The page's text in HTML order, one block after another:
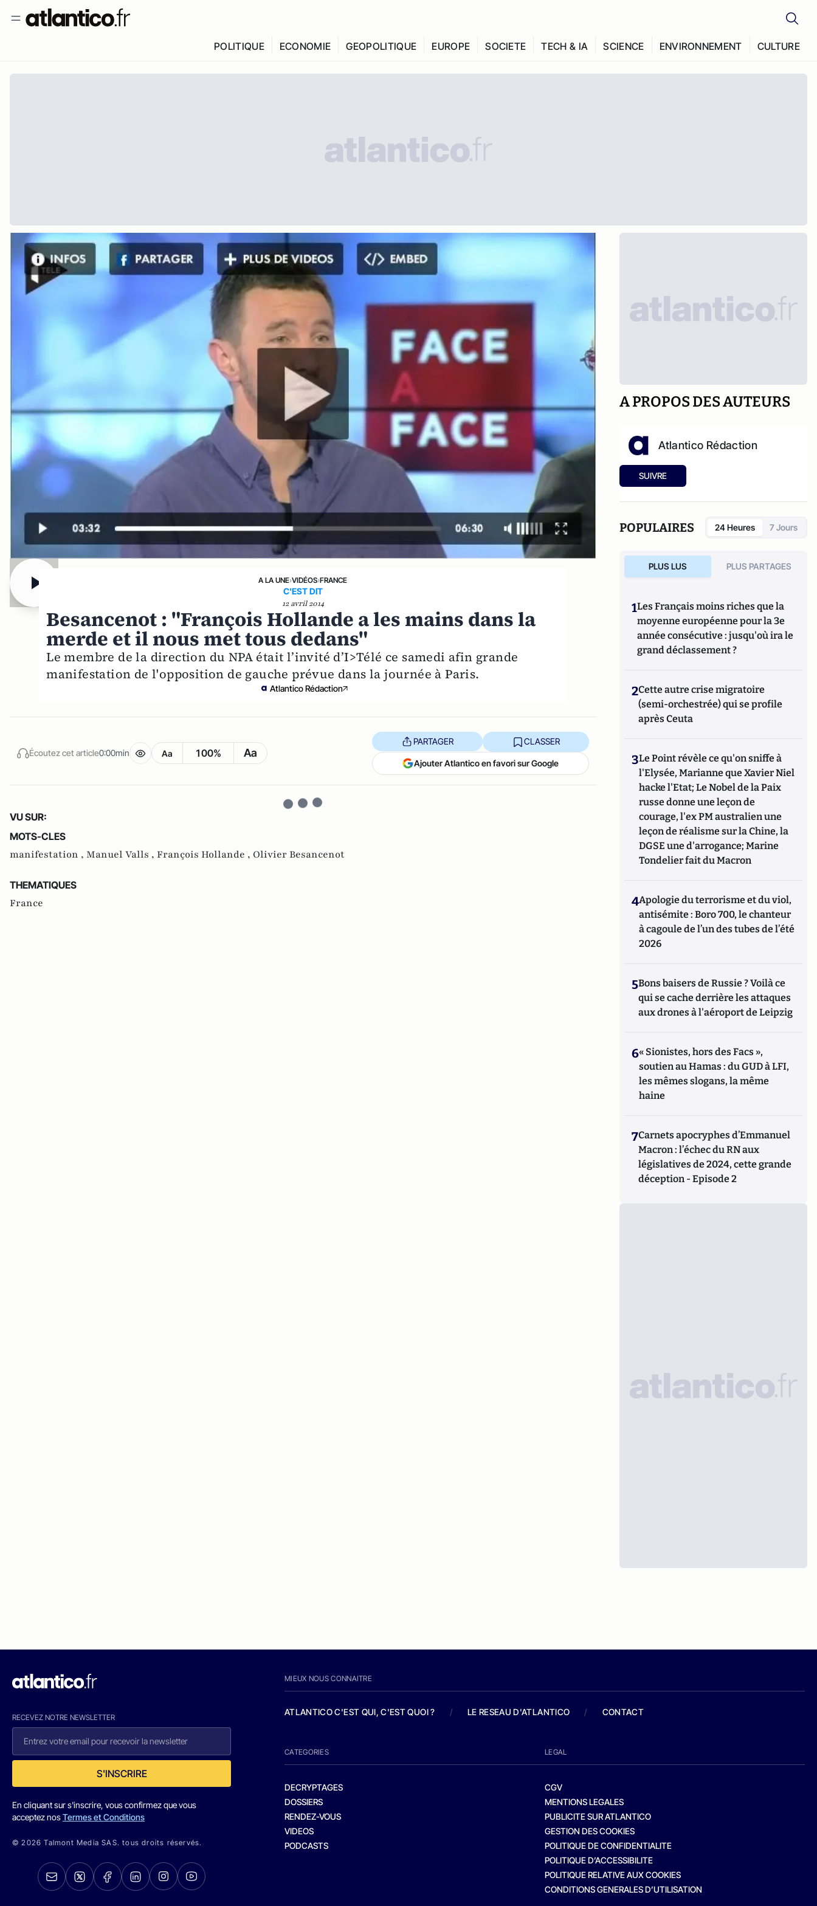
POLITIQUE ECONOMIE GEOPOLITIQUE EUROPE SOCIETE TECH & IA SCIENCE ENVIRONNEMENT CULTURE
A LA UNE›VIDÉOS›FRANCE
C'EST DIT
12 avril 2014
Besancenot : "François Hollande a les mains dans la
merde et il nous met tous dedans"
Le membre de la direction du NPA était l’invité d’I>Télé ce samedi afin grande
manifestation de l'opposition de gauche prévue dans la journée à Paris.
Atlantico Rédaction
Écoutez cet article0:00min Aa 100% Aa
PARTAGER CLASSER
Ajouter Atlantico en favori sur Google
VU SUR:
MOTS-CLES
manifestation , Manuel Valls , François Hollande , Olivier Besancenot
THEMATIQUES
France
A PROPOS DES AUTEURS
Atlantico Rédaction
SUIVRE
POPULAIRES 24 Heures 7 Jours
PLUS LUS PLUS PARTAGES
1Les Français moins riches que la
moyenne européenne pour la 3e
année consécutive : jusqu'où ira le
grand déclassement ?
2Cette autre crise migratoire
(semi-orchestrée) qui se profile
après Ceuta
3Le Point révèle ce qu'on sniffe à
l'Elysée, Marianne que Xavier Niel
hacke l'Etat; Le Nobel de la Paix
russe donne une leçon de
courage, l'ex PM australien une
leçon de réalisme sur la Chine, la
DGSE une d'arrogance; Marine
Tondelier fait du Macron
4Apologie du terrorisme et du viol,
antisémite : Boro 700, le chanteur
à cagoule de l’un des tubes de l’été
2026
5Bons baisers de Russie ? Voilà ce
qui se cache derrière les attaques
aux drones à l'aéroport de Leipzig
6« Sionistes, hors des Facs »,
soutien au Hamas : du GUD à LFI,
les mêmes slogans, la même
haine
7Carnets apocryphes d’Emmanuel
Macron : l’échec du RN aux
législatives de 2024, cette grande
déception - Episode 2
RECEVEZ NOTRE NEWSLETTER
S'INSCRIRE
En cliquant sur s'inscrire, vous confirmez que vous
acceptez nosTermes et Conditions
© 2026 Talmont Media SAS. tous droits réservés.
MIEUX NOUS CONNAITRE
ATLANTICO C'EST QUI, C'EST QUOI ? / LE RESEAU D'ATLANTICO / CONTACT
CATEGORIES
DECRYPTAGES
DOSSIERS
RENDEZ-VOUS
VIDEOS
PODCASTS
LEGAL
CGV
MENTIONS LEGALES
PUBLICITE SUR ATLANTICO
GESTION DES COOKIES
POLITIQUE DE CONFIDENTIALITE
POLITIQUE D’ACCESSIBILITE
POLITIQUE RELATIVE AUX COOKIES
CONDITIONS GENERALES D’UTILISATION